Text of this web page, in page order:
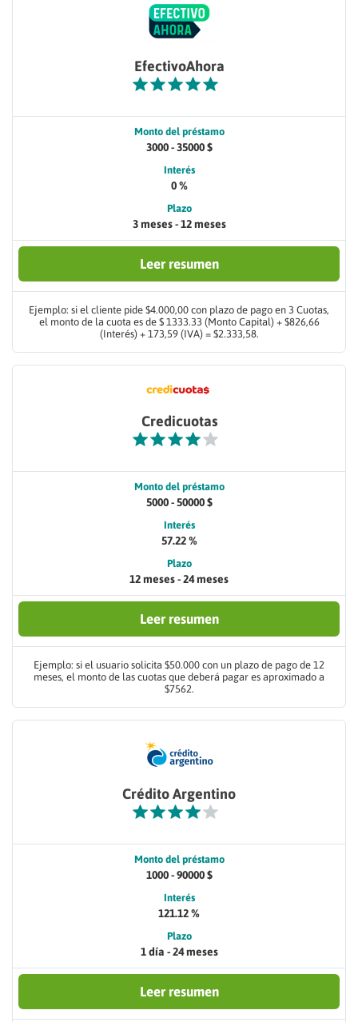
EfectivoAhora
Monto del préstamo
3000 - 35000 $
Interés
0 %
Plazo
3 meses - 12 meses
Leer resumen
Ejemplo: si el cliente pide $4.000,00 con plazo de pago en 3 Cuotas,
el monto de la cuota es de $ 1333.33 (Monto Capital) + $826,66
(Interés) + 173,59 (IVA) = $2.333,58.
Credicuotas
Monto del préstamo
5000 - 50000 $
Interés
57.22 %
Plazo
12 meses - 24 meses
Leer resumen
Ejemplo: si el usuario solicita $50.000 con un plazo de pago de 12
meses, el monto de las cuotas que deberá pagar es aproximado a
$7562.
Crédito Argentino
Monto del préstamo
1000 - 90000 $
Interés
121.12 %
Plazo
1 día - 24 meses
Leer resumen